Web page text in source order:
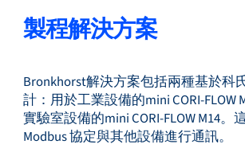
製程解決方案
Bronkhorst解決方案包括兩種基於科
計：用於工業設備的mini CORI-FLOW
實驗室設備的mini CORI-FLOW M14。
Modbus 協定與其他設備進行通訊。